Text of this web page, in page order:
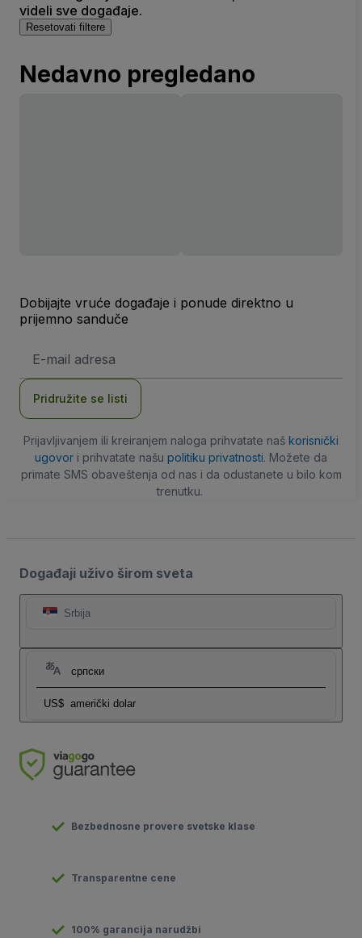
videli sve događaje.
Resetovati filtere
Nedavno pregledano
Dobijajte vruće događaje i ponude direktno u
prijemno sanduče
mail
Pridružite se listi
Prijavljivanjem ili kreiranjem naloga prihvatate naš korisnički
ugovor i prihvatate našu politiku privatnosti. Možete da
primate SMS obaveštenja od nas i da odustanete u bilo kom
trenutku.
Događaji uživo širom sveta
Srbija
српски
US$ američki dolar
Bezbednosne provere svetske klase
Transparentne cene
100% garancija narudžbi